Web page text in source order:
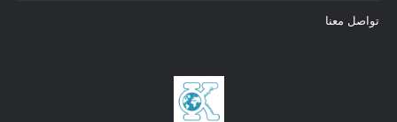
تواصل معنا